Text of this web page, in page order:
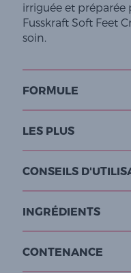
irriguée et préparée
Fusskraft Soft Feet
soin.
FORMULE
LES PLUS
CONSEILS
INGRÉDIENTS
CONTENANCE